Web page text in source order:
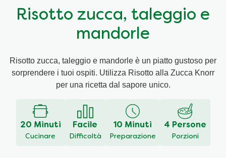
Ricette a base di cereali
Consigli del mestiere
Insaporitori
Risotto zucca, taleggio e
mandorle
Risotto zucca, taleggio e mandorle è un piatto gustoso per
sorprendere i tuoi ospiti. Utilizza Risotto alla Zucca Knorr
per una ricetta dal sapore unico.
20 Minuti
Cucinare
Facile
Difficoltà
10 Minuti
Preparazione
4 Persone
Porzioni